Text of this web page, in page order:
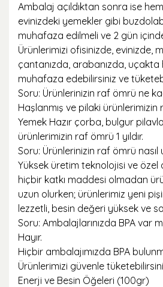
Ambalaj açıldıktan sonra ise
evinizdeki yemekler gibi
muhafaza edilmeli ve 2 gün
Ürünlerimizi ofisinizde, evinizde,
çantanızda, arabanızda,
muhafaza edebilirsiniz ve
Soru: Ürünlerinizin raf ömrü ne
Haşlanmış ve pilaki ürünlerimizin
Yemek Hazır çorba, bulgur
ürünlerimizin raf ömrü 1 yıldır.
Soru: Ürünlerinizin raf ömrü
Yüksek üretim teknolojisi ve özel
hiçbir katkı maddesi olmadan
uzun olurken; ürünlerimiz yeni
lezzetli, besin değeri yüksek ve
Soru: Ambalajlarınızda BPA var
Hayır.
Hiçbir ambalajımızda BPA
Ürünlerimizi güvenle
Enerji ve Besin Öğeleri (100gr)